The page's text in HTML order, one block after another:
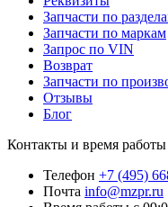
Запчасти по
Запчасти по маркам
Запрос по VIN
Возврат
Запчасти по
Отзывы
Блог
Контакты и время работы
Телефон +7 (495)
Почта info@mzpr.ru